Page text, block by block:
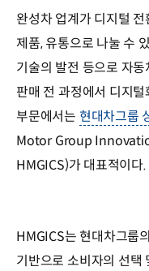
완성차 업계가 디지털
제품, 유통으로 나눌 수
기술의 발전 등으로 자
판매 전 과정에서 디지
부문에서는 현대차그룹
Motor Group
HMGICS)가 대표적이다.
HMGICS는 현대차그룹
기반으로 소비자의 선택